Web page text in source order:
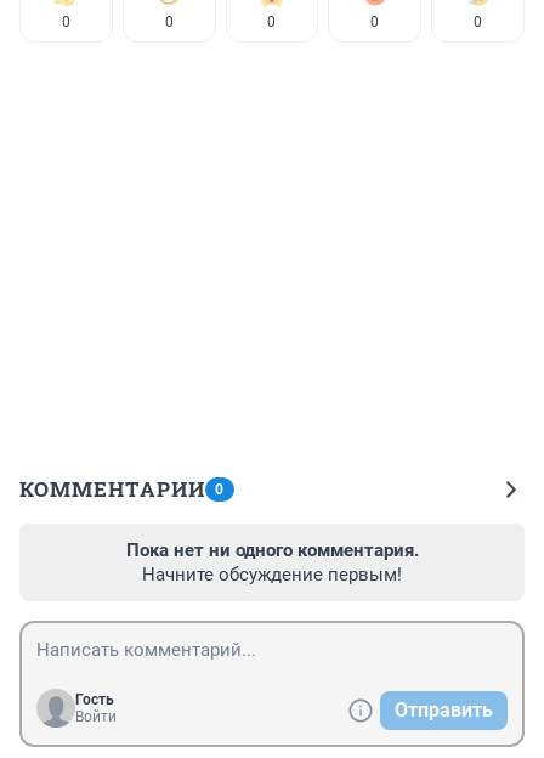
0 0 0 0 0
КОММЕНТАРИИ 0
Пока нет ни одного комментария.
Начните обсуждение первым!
Гость
Войти
Отправить